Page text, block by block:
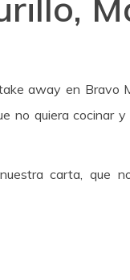
away en Bravo
no quiera cocinar
carta, que